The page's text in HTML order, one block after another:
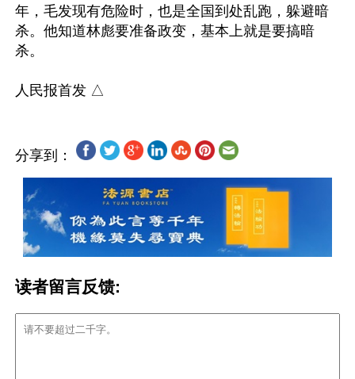
年，毛发现有危险时，也是全国到处乱跑，躲避暗
杀。他知道林彪要准备政变，基本上就是要搞暗
杀。
分享到：
读者留言反馈: